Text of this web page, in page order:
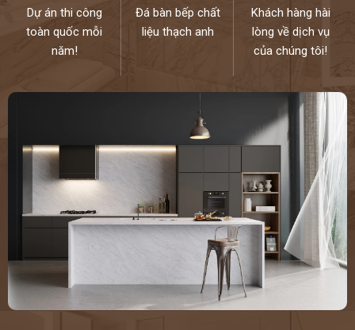
Dự án thi công
toàn quốc mỗi
năm!
Đá bàn bếp chất
liệu thạch anh
Khách hàng hài
lòng về dịch vụ
của chúng tôi!